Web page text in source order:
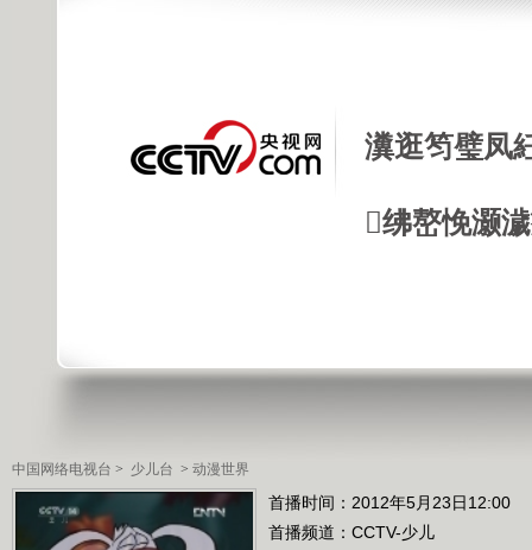
瀵逛笉璧凤
绋嶅悗灏
中国网络电视台 > 少儿台 > 动漫世界
首播时间：2012年5月23日12:00
首播频道： CCTV-少儿